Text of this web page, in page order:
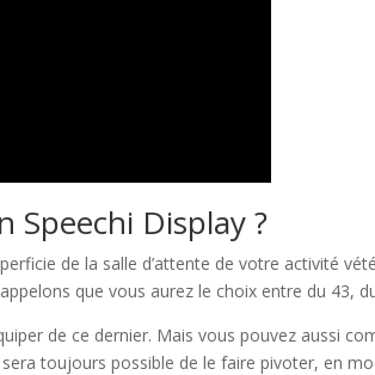
Speechi Display ?
de la salle d’attente de votre activité
que vous aurez le choix entre du 43,
de ce dernier. Mais vous pouvez aussi
toujours possible de le faire pivoter, en